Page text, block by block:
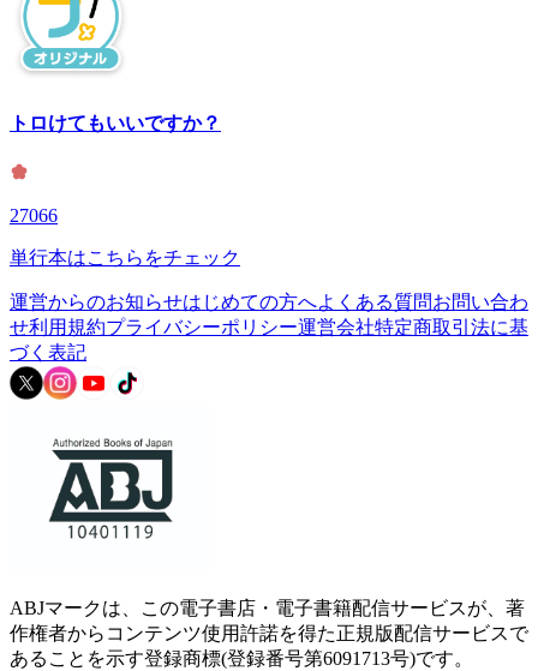
トロけてもいいですか？
27066
単行本はこちらをチェック
運営からのお知らせはじめての方へよくある質問お問い合わ
せ利用規約プライバシーポリシー運営会社特定商取引法に基
づく表記
ABJマークは、この電子書店・電子書籍配信サービスが、著
作権者からコンテンツ使用許諾を得た正規版配信サービスで
あることを示す登録商標(登録番号第6091713号)です。